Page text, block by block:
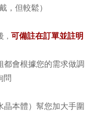
，但較鬆）
， 可備註在訂單並註明
會根據您的需求做調
問
晶本體）幫您加大手圍